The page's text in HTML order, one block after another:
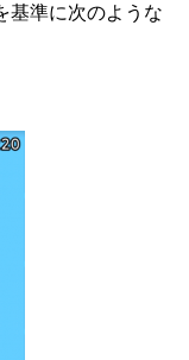
基準に次のような